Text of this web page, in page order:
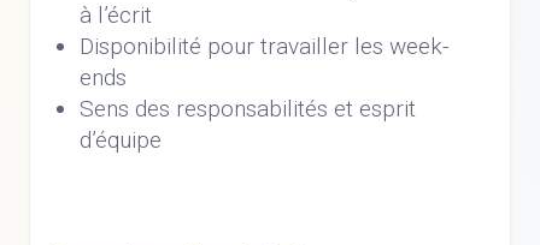
à l’écrit
Disponibilité pour travailler les week-
ends
Sens des responsabilités et esprit
d’équipe